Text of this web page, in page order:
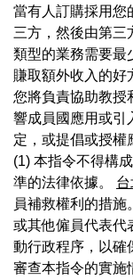
當有人訂購採用您
三方，然後由第三
類型的業務需要最
賺取額外收入的好
您將負責協助教授
響成員國應用或引
定，或提倡或授權
(1) 本指令不得構
準的法律依據。
員補救權利的措施
或其他僱員代表代
動行政程序，以確
審查本指令的實施